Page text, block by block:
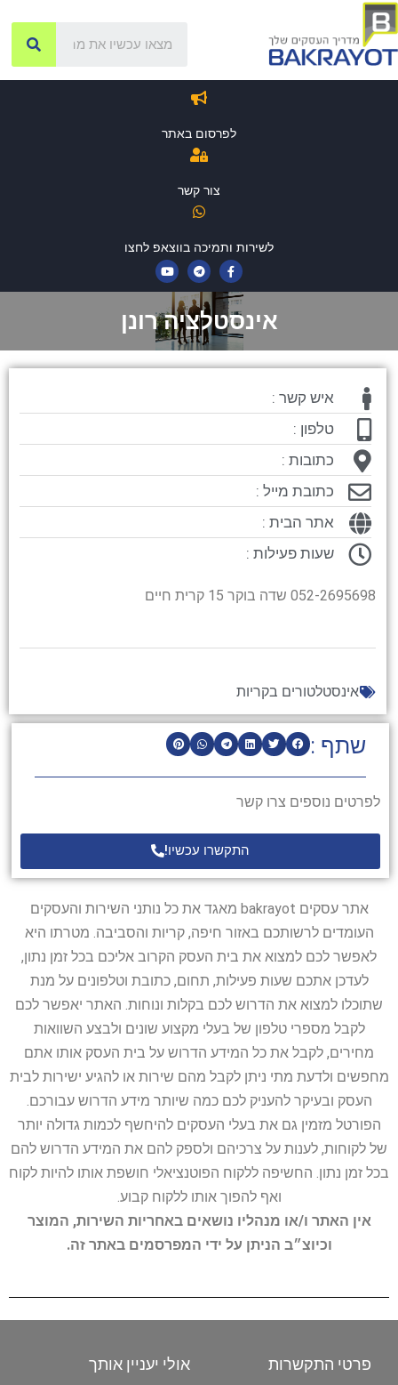
לפרסום באתר
צור קשר
לשירות ותמיכה בווצאפ לחצו
אינסטלציה רונן
שתף :
לפרטים נוספים צרו קשר
התקשרו עכשיו!
איש קשר :
טלפון :
כתובות :
כתובת מייל :
אתר הבית :
שעות פעילות :
052-2695698 שדה בוקר 15 קרית חיים
אינסטלטורים בקריות
אתר עסקים bakrayot מאגד את כל נותני השירות והעסקים
העומדים לרשותכם באזור חיפה, קריות והסביבה. מטרתו היא
לאפשר לכם למצוא את בית העסק הקרוב אליכם בכל זמן נתון,
לעדכן אתכם שעות פעילות, תחום, כתובת וטלפונים על מנת
שתוכלו למצוא את הדרוש לכם בקלות ונוחות. האתר יאפשר לכם
לקבל מספרי טלפון של בעלי מקצוע שונים ולבצע השוואות
מחירים, לקבל את כל המידע הדרוש על בית העסק אותו אתם
מחפשים ולדעת מתי ניתן לקבל מהם שירות או להגיע ישירות לבית
העסק ובעיקר להעניק לכם כמה שיותר מידע הדרוש עבורכם.
הפורטל מזמין גם את בעלי העסקים להיחשף לכמות גדולה יותר
של לקוחות, לענות על צרכיהם ולספק להם את המידע הדרוש להם
בכל זמן נתון. החשיפה ללקוח הפוטנציאלי חושפת אותו להיות לקוח
ואף להפוך אותו ללקוח קבוע.
אין האתר ו/או מנהליו נושאים באחריות השירות, המוצר
וכיוצ״ב הניתן על ידי המפרסמים באתר זה.
פרטי התקשרות אולי יעניין אותך